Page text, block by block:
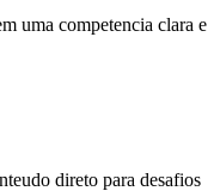
uma competencia clara e
direto para desafios